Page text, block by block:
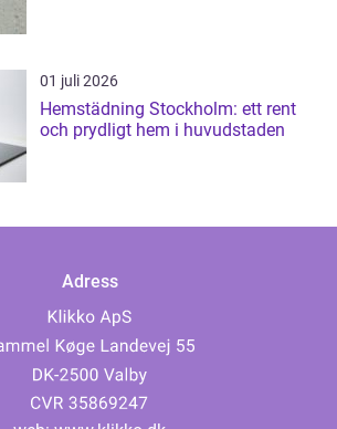
01 juli 2026
Hemstädning Stockholm: ett rent
och prydligt hem i huvudstaden
Adress